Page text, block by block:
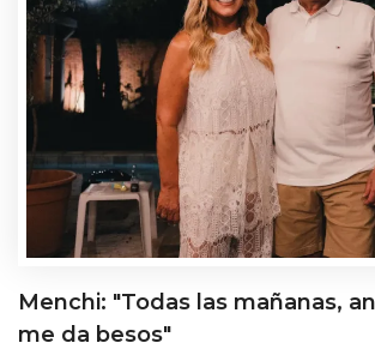
Menchi: "Todas las mañanas,
me da besos"